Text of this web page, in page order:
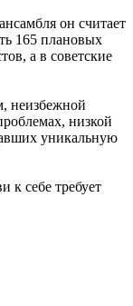
он считает
165 плановых
а в советские
неизбежной
низкой
уникальную
к себе требует